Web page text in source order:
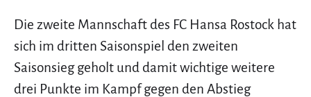
Die zweite Mannschaft des FC Hansa Rostock hat
sich im dritten Saisonspiel den zweiten
Saisonsieg geholt und damit wichtige weitere
drei Punkte im Kampf gegen den Abstieg